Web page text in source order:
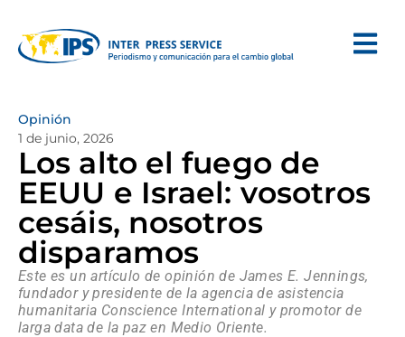
Opinión
1 de junio, 2026
Los alto el fuego de
EEUU e Israel: vosotros
cesáis, nosotros
disparamos
Este es un artículo de opinión de James E. Jennings,
fundador y presidente de la agencia de asistencia
humanitaria Conscience International y promotor de
larga data de la paz en Medio Oriente.